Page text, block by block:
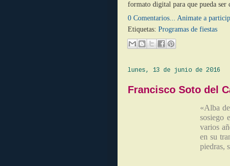
formato digital para que pueda ser
0 Comentarios... Animate a
Etiquetas: Programas de fiestas
lunes, 13 de junio de 2016
Francisco Soto del
«Alba
sosiego
varios
en su
piedras,